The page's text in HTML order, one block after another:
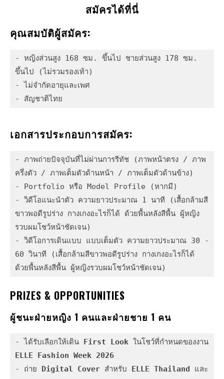
สมัครได้ที่นี่
คุณสมบัติผู้สมัคร:
- หญิงส่วนสูง 168 ซม. ขึ้นไป ชายส่วนสูง 178 ซม.
ขึ้นไป (ไม่รวมรองเท้า)
- ไม่จำกัดอายุและเพศ
- สัญชาติไทย
เอกสารประกอบการสมัคร:
- ภาพถ่ายปัจจุบันที่ไม่ผ่านการรีทัช (ภาพหน้าตรง / ภาพ
ครึ่งตัว / ภาพเต็มตัวด้านหน้า / ภาพเต็มตัวด้านข้าง)
- Portfolio หรือ Model Profile (หากมี)
- วิดีโอแนะนำตัว ความยาวประมาณ 1 นาที (เสื้อกล้ามสี
ขาวพอดีรูปร่าง กางเกงอะไรก็ได้ ด้วยพื้นหลังสีพื้น ผู้หญิง
รวบผมโชว์หน้าชัดเจน)
- วิดีโอการเดินแบบ แบบเต็มตัว ความยาวประมาณ 30 -
60 วินาที (เสื้อกล้ามสีขาวพอดีรูปร่าง กางเกงอะไรก็ได้
ด้วยพื้นหลังสีพื้น ผู้หญิงรวบผมโชว์หน้าชัดเจน)
PRIZES & OPPORTUNITIES
ผู้ชนะฝ่ายหญิง 1 คนและฝ่ายชาย 1 คน
- ได้รับเลือกให้เดิน First Look
ELLE Fashion Week 2026
- ถ่าย Digital Cover สำหรับ ELLE Thailand และ